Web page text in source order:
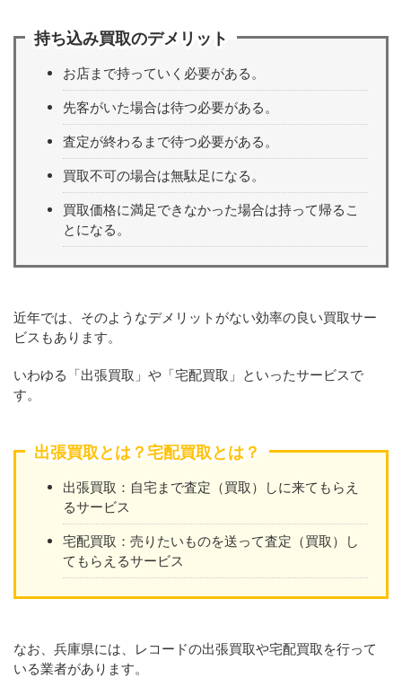
持ち込み買取のデメリット
お店まで持っていく必要がある。
先客がいた場合は待つ必要がある。
査定が終わるまで待つ必要がある。
買取不可の場合は無駄足になる。
買取価格に満足できなかった場合は持って帰るこ
とになる。
近年では、そのようなデメリットがない効率の良い買取サー
ビスもあります。
いわゆる「出張買取」や「宅配買取」といったサービスで
す。
出張買取とは？宅配買取とは？
出張買取：自宅まで査定（買取）しに来てもらえ
るサービス
宅配買取：売りたいものを送って査定（買取）し
てもらえるサービス
なお、兵庫県には、レコードの出張買取や宅配買取を行って
いる業者があります。